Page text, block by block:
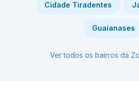
Cidade Tiradentes
Guaianases
Ver todos os bairros da